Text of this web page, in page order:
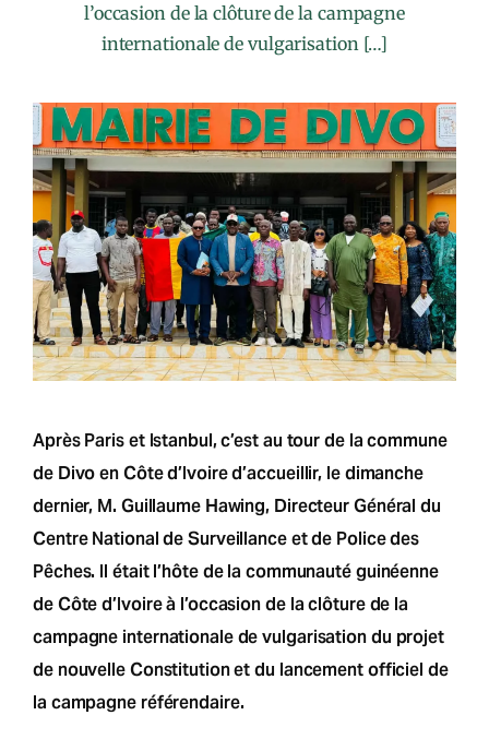
l’occasion de la clôture de la campagne
internationale de vulgarisation […]
Après Paris et Istanbul, c’est au tour de la commune
de Divo en Côte d’Ivoire d’accueillir, le dimanche
dernier, M. Guillaume Hawing, Directeur Général du
Centre National de Surveillance et de Police des
Pêches. Il était l’hôte de la communauté guinéenne
de Côte d’Ivoire à l’occasion de la clôture de la
campagne internationale de vulgarisation du projet
de nouvelle Constitution et du lancement officiel de
la campagne référendaire.